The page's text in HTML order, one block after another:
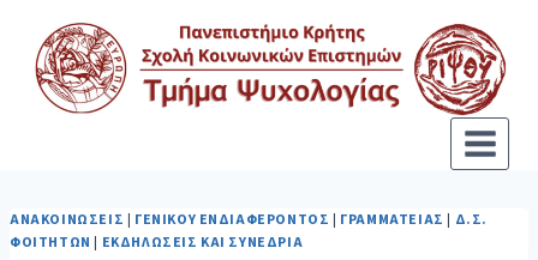
ΑΝΑΚΟΙΝΏΣΕΙΣ | ΓΕΝΙΚΟΎ ΕΝΔΙΑΦΈΡΟΝΤΟΣ | ΓΡΑΜΜΑΤΕΊΑΣ | Δ.Σ.
ΦΟΙΤΗΤΏΝ | ΕΚΔΗΛΏΣΕΙΣ ΚΑΙ ΣΥΝΈΔΡΙΑ